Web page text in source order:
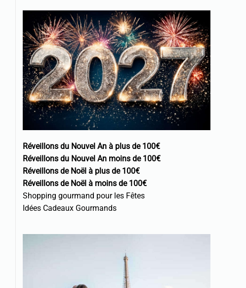
Réveillons du Nouvel An à plus de 100€
Réveillons du Nouvel An moins de 100€
Réveillons de Noël à plus de 100€
Réveillons de Noël à moins de 100€
Shopping gourmand pour les Fêtes
Idées Cadeaux Gourmands